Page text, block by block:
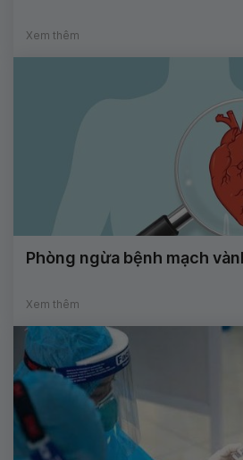
Xem thêm
Phòng ngừa bệnh mạch
Xem thêm